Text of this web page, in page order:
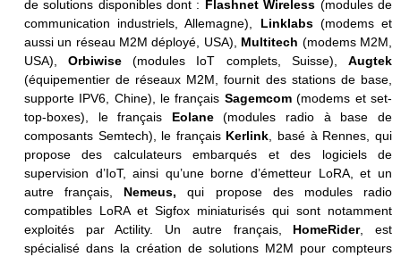
de solutions disponibles dont : Flashnet Wireless (modules de
communication industriels, Allemagne), Linklabs (modems et
aussi un réseau M2M déployé, USA), Multitech (modems M2M,
USA),Orbiwise(modules IoT complets, Suisse),Augtek
(équipementier de réseaux M2M, fournit des stations de base,
supporte IPV6, Chine), le français Sagemcom(modems et set-
top-boxes), le français Eolane(modules radio à base de
composants Semtech), le français Kerlink, basé à Rennes, qui
propose des calculateurs embarqués et des logiciels de
supervision d’IoT, ainsi qu’une borne d’émetteur LoRA, et un
autre français, Nemeus,qui propose des modules radio
compatibles LoRA et Sigfox miniaturisés qui sont notamment
exploités par Actility. Un autre français, HomeRider, est
spécialisé dans la création de solutions M2M pour compteurs